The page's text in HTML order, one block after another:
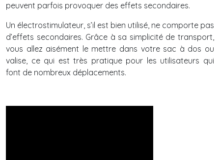
peuvent parfois provoquer des effets secondaires.
Un électrostimulateur, s’il est bien utilisé, ne comporte pas
d’effets secondaires. Grâce à sa simplicité de transport,
vous allez aisément le mettre dans votre sac à dos ou
valise, ce qui est très pratique pour les utilisateurs qui
font de nombreux déplacements.